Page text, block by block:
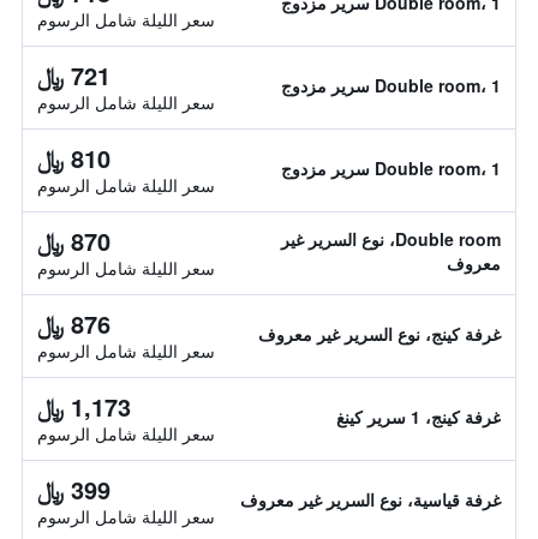
سعر الليلة شامل الرسوم
Double room، 1 سرير مزدوج 721 ﷼
سعر الليلة شامل الرسوم
Double room، 1 سرير مزدوج 810 ﷼
سعر الليلة شامل الرسوم
Double room، نوع السرير غير
معروف
870 ﷼
سعر الليلة شامل الرسوم
غرفة كينج، نوع السرير غير معروف 876 ﷼
سعر الليلة شامل الرسوم
غرفة كينج، 1 سرير كينغ 1,173 ﷼
سعر الليلة شامل الرسوم
غرفة قياسية، نوع السرير غير معروف 399 ﷼
سعر الليلة شامل الرسوم